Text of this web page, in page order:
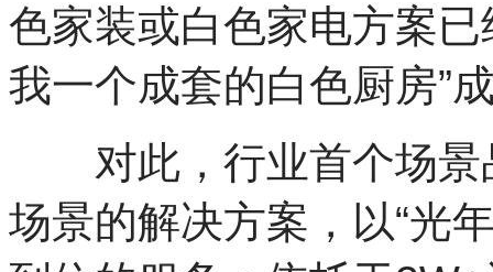
色家装或白色家电方案
我一个成套的白色厨房”
对此，行业首个场景
场景的解决方案，以“光